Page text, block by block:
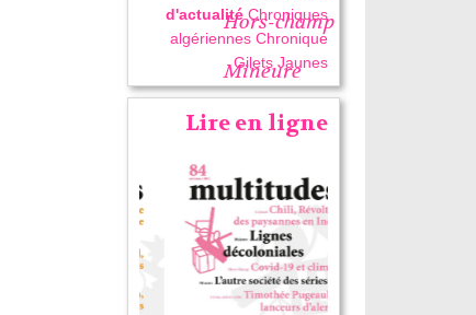
Hors-champ
Mineure
d'actualité Chroniques
algériennes Chronique
Gilets Jaunes
Lire en ligne